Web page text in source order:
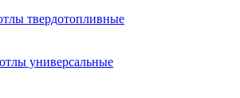
твердотопливные
универсальные